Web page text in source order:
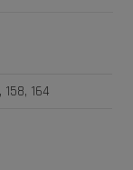
158, 164